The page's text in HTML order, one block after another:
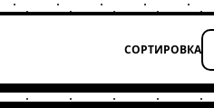
СОРТИРОВКА
Применить